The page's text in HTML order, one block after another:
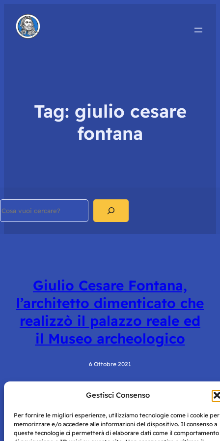
Gestisci Consenso
Per fornire le migliori esperienze, utilizziamo tecnologie come i cookie per
memorizzare e/o accedere alle informazioni del dispositivo. Il consenso a
queste tecnologie ci permetterà di elaborare dati come il comportamento
Tag: giulio cesare
fontana
Giulio Cesare Fontana,
l’architetto dimenticato che
realizzò il palazzo reale ed
il Museo archeologico
6 Ottobre 2021